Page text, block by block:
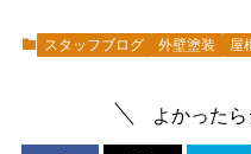
スタッフブログ 外壁塗装 屋
よかった